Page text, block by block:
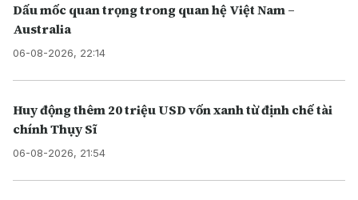
Dấu mốc quan trọng trong quan hệ Việt Nam –
Australia
06-08-2026, 22:14
Huy động thêm 20 triệu USD vốn xanh từ định chế tài
chính Thụy Sĩ
06-08-2026, 21:54